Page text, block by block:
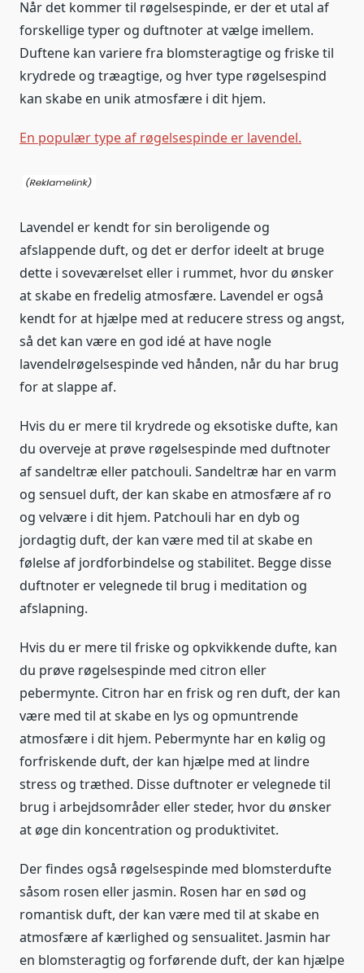
Når det kommer til røgelsespinde, er der et utal af
forskellige typer og duftnoter at vælge imellem.
Duftene kan variere fra blomsteragtige og friske til
krydrede og træagtige, og hver type røgelsespind
kan skabe en unik atmosfære i dit hjem.
En populær type af røgelsespinde er lavendel.
Lavendel er kendt for sin beroligende og
afslappende duft, og det er derfor ideelt at bruge
dette i soveværelset eller i rummet, hvor du ønsker
at skabe en fredelig atmosfære. Lavendel er også
kendt for at hjælpe med at reducere stress og angst,
så det kan være en god idé at have nogle
lavendelrøgelsespinde ved hånden, når du har brug
for at slappe af.
Hvis du er mere til krydrede og eksotiske dufte, kan
du overveje at prøve røgelsespinde med duftnoter
af sandeltræ eller patchouli. Sandeltræ har en varm
og sensuel duft, der kan skabe en atmosfære af ro
og velvære i dit hjem. Patchouli har en dyb og
jordagtig duft, der kan være med til at skabe en
følelse af jordforbindelse og stabilitet. Begge disse
duftnoter er velegnede til brug i meditation og
afslapning.
Hvis du er mere til friske og opkvikkende dufte, kan
du prøve røgelsespinde med citron eller
pebermynte. Citron har en frisk og ren duft, der kan
være med til at skabe en lys og opmuntrende
atmosfære i dit hjem. Pebermynte har en kølig og
forfriskende duft, der kan hjælpe med at lindre
stress og træthed. Disse duftnoter er velegnede til
brug i arbejdsområder eller steder, hvor du ønsker
at øge din koncentration og produktivitet.
Der findes også røgelsespinde med blomsterdufte
såsom rosen eller jasmin. Rosen har en sød og
romantisk duft, der kan være med til at skabe en
atmosfære af kærlighed og sensualitet. Jasmin har
en blomsteragtig og forførende duft, der kan hjælpe